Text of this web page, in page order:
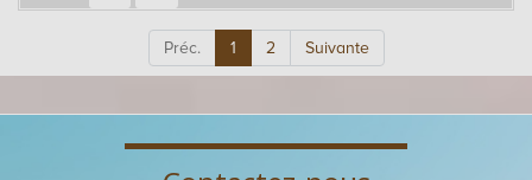
Préc. 1 2 Suivante